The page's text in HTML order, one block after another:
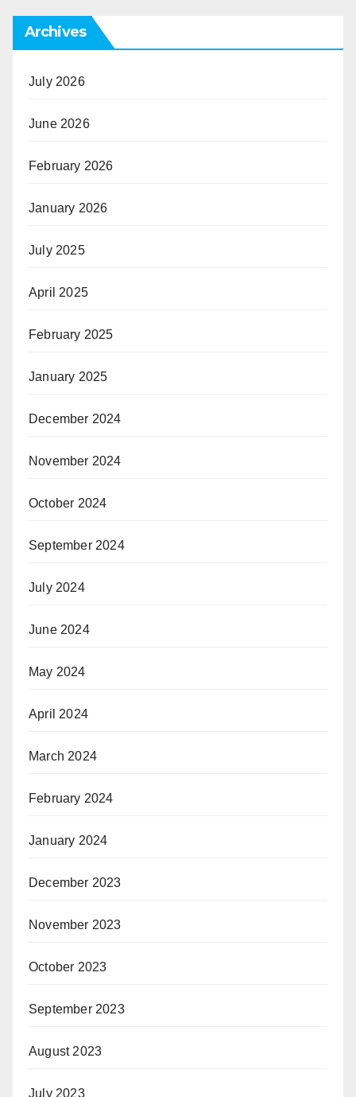
Archives
July 2026
June 2026
February 2026
January 2026
July 2025
April 2025
February 2025
January 2025
December 2024
November 2024
October 2024
September 2024
July 2024
June 2024
May 2024
April 2024
March 2024
February 2024
January 2024
December 2023
November 2023
October 2023
September 2023
August 2023
July 2023